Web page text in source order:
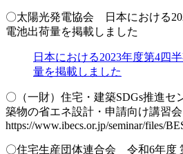
〇太陽光発電協会 日本における
電池出荷量を掲載しました
日本における2023年度第4四
量を掲載しました
〇（一財）住宅・建築SDGs推進
築物の省エネ設計・申請向け講習会
https://www.ibecs.or.jp/seminar/files/
〇住宅生産団体連合会 令和6年度